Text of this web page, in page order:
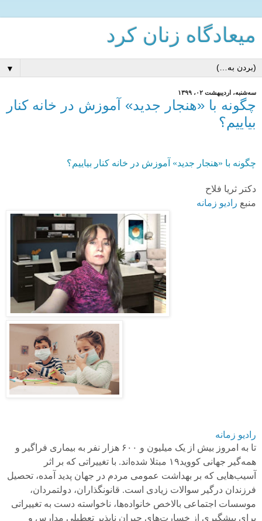
میعادگاه زنان كرد
▼
سه‌شنبه، اردیبهشت ۰۲، ۱۳۹۹
چگونه با «هنجار جدید» آموزش در خانه کنار
بیاییم؟
چگونه با «هنجار جدید» آموزش در خانه کنار بیاییم؟
دکتر ثریا فلاح
منبع رادیو زمانه
رادیو زمانه
تا به امروز بیش از یک میلیون و ۶۰۰ هزار نفر به بیماری فراگیر و
همه‌گیر جهانی کووید۱۹ مبتلا شده‌اند. با تغییراتی که بر اثر
آسیب‌هایی که بر بهداشت عمومی‌ مردم در جهان پدید آمده، تحصیل
فرزندان درگیر سوالات زیادی است. قانونگذاران، دولتمردان،
موسسات اجتماعی بالاخص خانواده‌ها، ناخواسته دست به تغییراتی
برای پیشگیری از خسارت‌های جبران ناپذیر تعطیلی مدارس و